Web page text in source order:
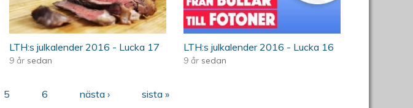
LTH:s julkalender 2016 - Lucka 17
9 år sedan
LTH:s julkalender 2016 - Lucka 16
9 år sedan
5 6 nästa › sista »